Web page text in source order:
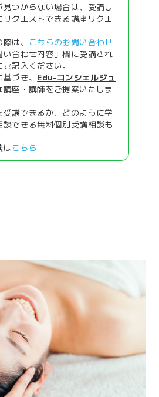
つからない場合は、受講し
クエストできる講座リクエ
は、 こちらのお問い合わせ
い合わせ内容」欄に受講され
記入ください。
づき、 Edu-コンシェルジュ
座・講師をご提案いたしま
受講できるか、どのように学
できる無料個別受講相談も
はこちら